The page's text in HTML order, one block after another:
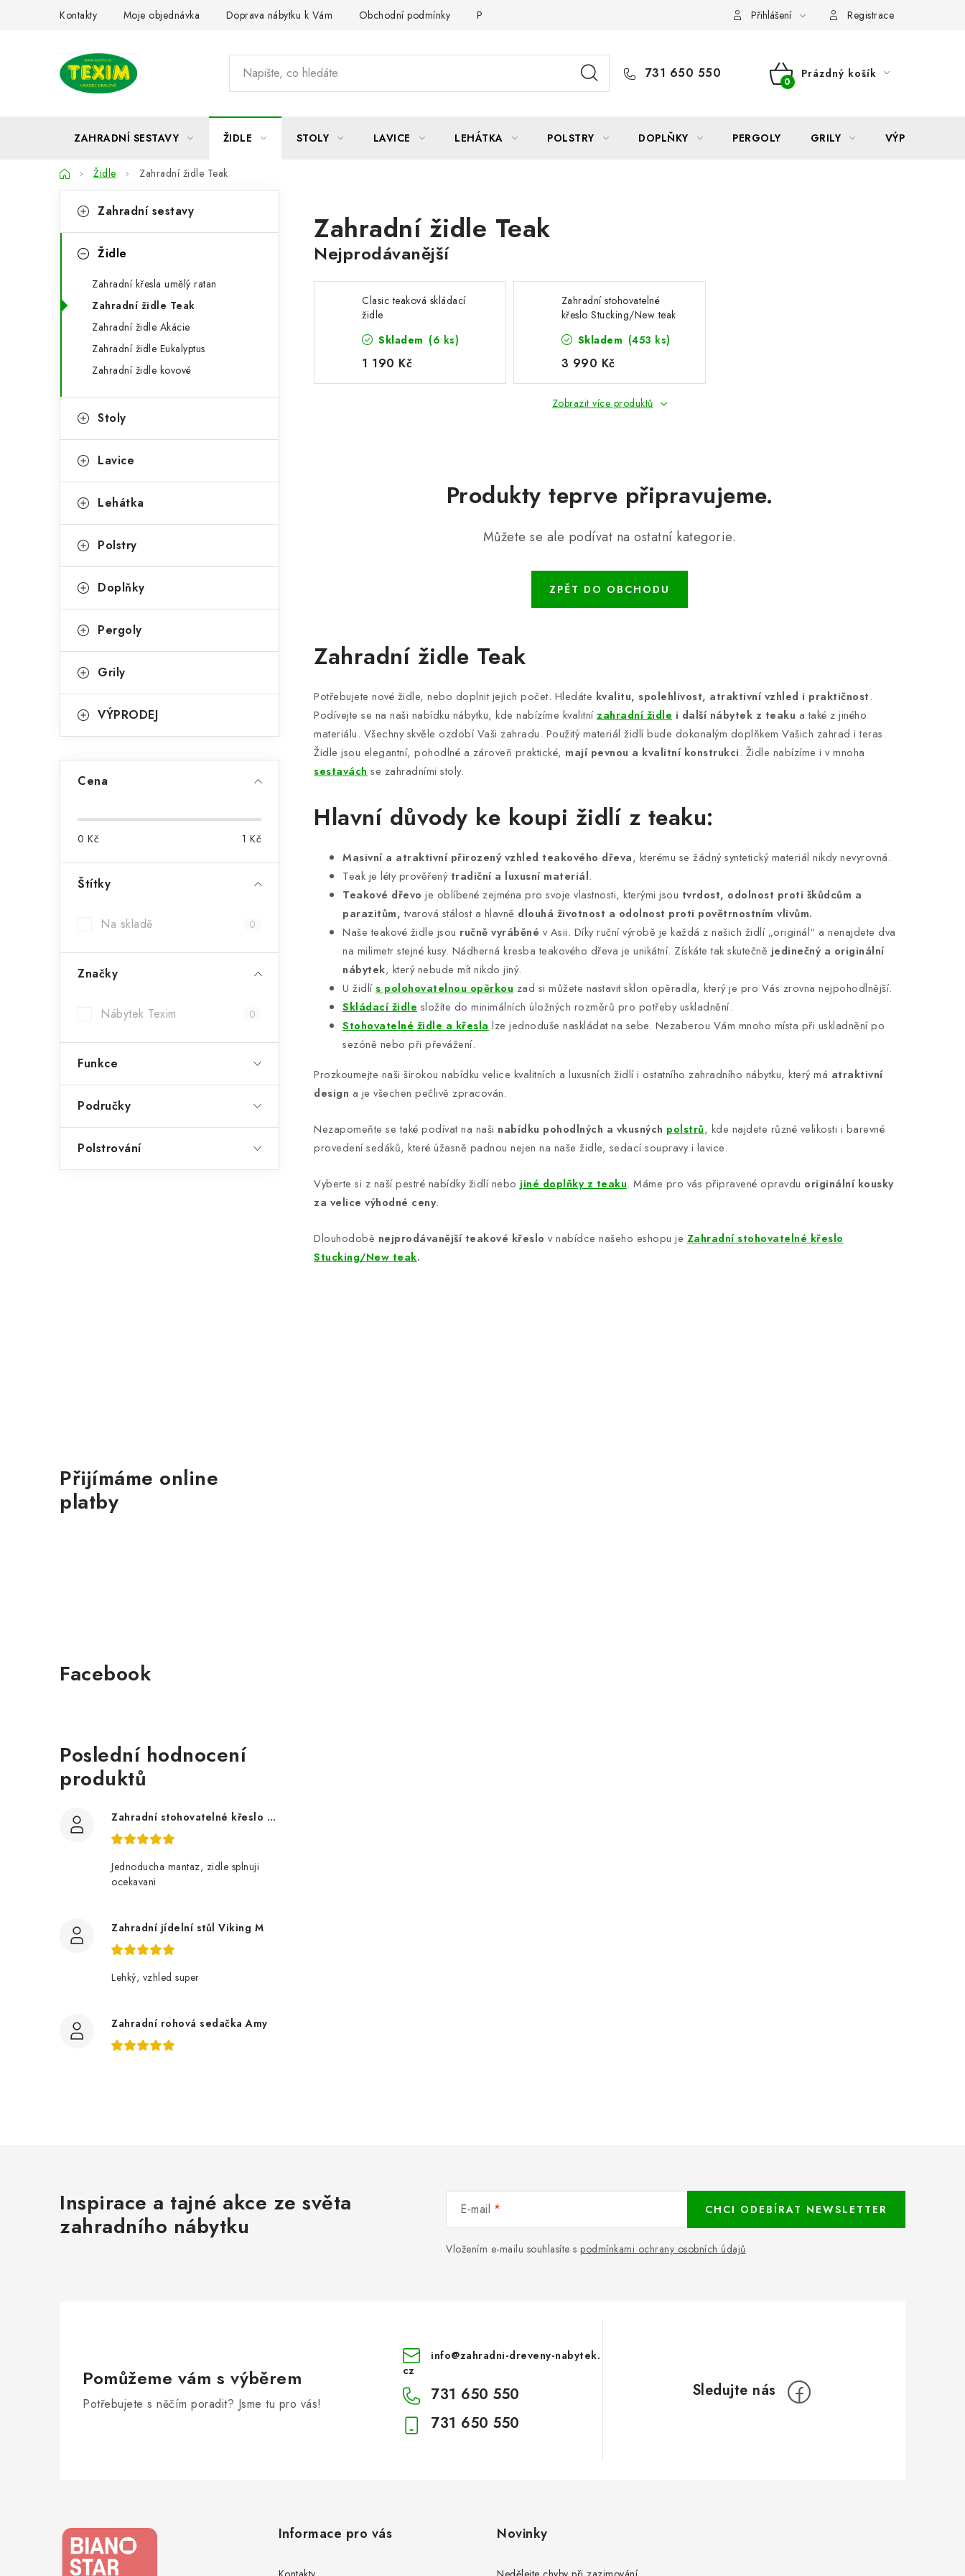
Kontakty Moje objednávka Doprava nábytku k Vám Obchodní podmínky Podmínky ochrany osobních údajů Formulář odstoupení od smlouvy
Přihlášení Registrace
731 650 550
NÁKUPNÍ
Prázdný košík
ZAHRADNÍ SESTAVY ŽIDLE STOLY LAVICE LEHÁTKA POLSTRY DOPLŇKY PERGOLY GRILY VÝPRODEJ
DomůŽidle Zahradní židle Teak
o
r
n
p
a
e
l
kategorie
a
g
o
e
Zahradní sestavy
Židle
Zahradní křesla umělý ratan
Zahradní židle Teak
Zahradní židle Akácie
Zahradní židle Eukalyptus
Zahradní židle kovové
Stoly
Lavice
Lehátka
Polstry
Doplňky
Pergoly
Grily
VÝPRODEJ
Cena
0 Kč 1 Kč
Štítky
Na skladě 0
Značky
Nábytek Texim 0
Funkce
Područky
Polstrování
Přijímáme online
platby
Facebook
Poslední hodnocení
produktů
Zahradní stohovatelné křeslo LUCY z akácie
Jednoducha mantaz, zidle splnuji
ocekavani
Zahradní jídelní stůl Viking M
Lehký, vzhled super
Zahradní rohová sedačka Amy
Zahradní židle Teak
Nejprodávanější
Clasic teaková skládací
židle
Skladem (6 ks)
1 190 Kč
Zahradní stohovatelné
křeslo Stucking/New teak
Skladem (453 ks)
3 990 Kč
Zobrazit více produktů
Produkty teprve připravujeme.
Můžete se ale podívat na ostatní kategorie.
ZPĚT DO OBCHODU
Zahradní židle Teak
Potřebujete nové židle, nebo doplnit jejich počet. Hledáte kvalitu, spolehlivost, atraktivní vzhled i praktičnost.
Podívejte se na naši nabídku nábytku, kde nabízíme kvalitnízahradní židle i další nábytek z teaku a také z jiného
materiálu. Všechny skvěle ozdobí Vaši zahradu. Použitý materiál židlí bude dokonalým doplňkem Vašich zahrad i teras.
Židle jsou elegantní, pohodlné a zároveň praktické, mají pevnou a kvalitní konstrukci. Židle nabízíme i v mnoha
sestavách se zahradními stoly.
Hlavní důvody ke koupi židlí z teaku:
Masivní a atraktivní přirozený vzhled teakového dřeva, kterému se žádný syntetický materiál nikdy nevyrovná.
Teak je léty prověřenýtradiční a luxusní materiál.
Teakové dřevo je oblíbené zejména pro svoje vlastnosti, kterými jsou tvrdost, odolnost proti škůdcům a
parazitům, tvarová stálost a hlavně dlouhá životnost a odolnost proti povětrnostním vlivům.
Naše teakové židle jsou ručně vyráběné v Asii. Díky ruční výrobě je každá z našich židlí „originál“ a nenajdete dva
na milimetr stejné kusy. Nádherná kresba teakového dřeva je unikátní. Získáte tak skutečně jedinečný a originální
nábytek, který nebude mít nikdo jiný.
U židlís polohovatelnou opěrkou zad si můžete nastavit sklon opěradla, který je pro Vás zrovna nejpohodlnější.
Skládací židle složíte do minimálních úložných rozměrů pro potřeby uskladnění.
Stohovatelné židle a křesla lze jednoduše naskládat na sebe. Nezaberou Vám mnoho místa při uskladnění po
sezóně nebo při převážení.
Prozkoumejte naši širokou nabídku velice kvalitních a luxusních židlí i ostatního zahradního nábytku, který má atraktivní
design a je všechen pečlivě zpracován.
Nezapomeňte se také podívat na naši nabídku pohodlných a vkusných polstrů, kde najdete různé velikosti i barevné
provedení sedáků, které úžasně padnou nejen na naše židle, sedací soupravy i lavice.
Vyberte si z naší pestré nabídky židlí nebo jiné doplňky z teaku. Máme pro vás připravené opravdu originální kousky
za velice výhodné ceny.
Dlouhodobě nejprodávanější teakové křeslo v nabídce našeho eshopu je Zahradní stohovatelné křeslo
Stucking/New teak.
Inspirace a tajné akce ze světa
zahradního nábytku
E-mail
Vložením e-mailu souhlasíte s podmínkami ochrany osobních údajů
CHCI ODEBÍRAT NEWSLETTER
Pomůžeme vám s výběrem
Potřebujete s něčím poradit? Jsme tu pro vás!
info@zahradni-dreveny-nabytek.
cz
731 650 550
731 650 550
Informace pro vás Novinky